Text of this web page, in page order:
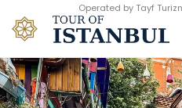
Operated by Tayf